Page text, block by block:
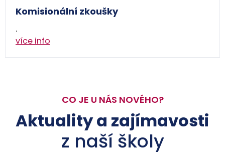
Komisionální zkoušky
.
více info
CO JE U NÁS NOVÉHO?
Aktuality a zajímavosti
z naší školy